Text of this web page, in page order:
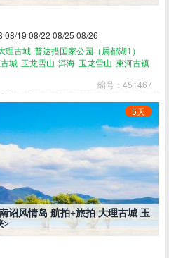
08/19 08/22 08/25 08/26
理古城 普达措国家公园（属都湖1）
城 玉龙雪山 洱海 玉龙雪山 束河古镇
编号：45T467
诏风情岛 航拍+旅拍 大理古城 玉
>
5天